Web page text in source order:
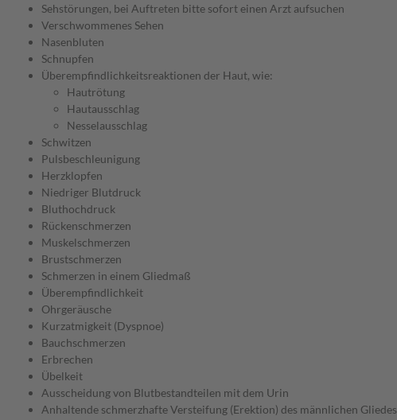
Sehstörungen, bei Auftreten bitte sofort einen Arzt aufsuchen
Verschwommenes Sehen
Nasenbluten
Schnupfen
Überempfindlichkeitsreaktionen der Haut, wie:
Hautrötung
Hautausschlag
Nesselausschlag
Schwitzen
Pulsbeschleunigung
Herzklopfen
Niedriger Blutdruck
Bluthochdruck
Rückenschmerzen
Muskelschmerzen
Brustschmerzen
Schmerzen in einem Gliedmaß
Überempfindlichkeit
Ohrgeräusche
Kurzatmigkeit (Dyspnoe)
Bauchschmerzen
Erbrechen
Übelkeit
Ausscheidung von Blutbestandteilen mit dem Urin
Anhaltende schmerzhafte Versteifung (Erektion) des männlichen Gliedes